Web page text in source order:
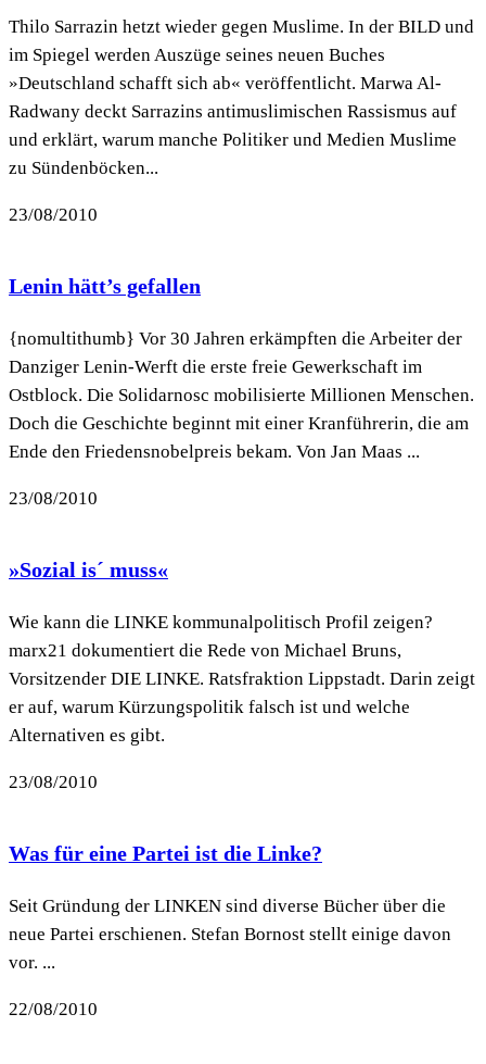
Thilo Sarrazin hetzt wieder gegen Muslime. In der BILD und
im Spiegel werden Auszüge seines neuen Buches
»Deutschland schafft sich ab« veröffentlicht. Marwa Al-
Radwany deckt Sarrazins antimuslimischen Rassismus auf
und erklärt, warum manche Politiker und Medien Muslime
zu Sündenböcken...
23/08/2010
Lenin hätt’s gefallen
{nomultithumb} Vor 30 Jahren erkämpften die Arbeiter der
Danziger Lenin-Werft die erste freie Gewerkschaft im
Ostblock. Die Solidarnosc mobilisierte Millionen Menschen.
Doch die Geschichte beginnt mit einer Kranführerin, die am
Ende den Friedensnobelpreis bekam. Von Jan Maas ...
23/08/2010
»Sozial is´ muss«
Wie kann die LINKE kommunalpolitisch Profil zeigen?
marx21 dokumentiert die Rede von Michael Bruns,
Vorsitzender DIE LINKE. Ratsfraktion Lippstadt. Darin zeigt
er auf, warum Kürzungspolitik falsch ist und welche
Alternativen es gibt.
23/08/2010
Was für eine Partei ist die Linke?
Seit Gründung der LINKEN sind diverse Bücher über die
neue Partei erschienen. Stefan Bornost stellt einige davon
vor. ...
22/08/2010